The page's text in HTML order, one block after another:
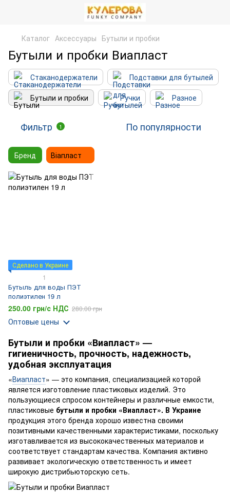
Каталог Аксессуары Бутыли и пробки
Бутыли и пробки Виапласт
Стаканодержатели
Подставки для бутылей
Бутыли и пробки
Ручки Разное
Фильтр 1 По популярности
Бренд Віапласт
Сделано в Украине
1
Бутыль для воды ПЭТ
полиэтилен 19 л
250.00 грн/с НДС 280.00 грн
Оптовые цены
Бутыли и пробки «Виапласт» —
гигиеничность, прочность, надежность,
удобная эксплуатация
«Виапласт» — это компания, специализацией которой
является изготовление пластиковых изделий. Это
пользующиеся спросом контейнеры и различные емкости,
пластиковые бутыли и пробки «Виапласт». В Украине
продукция этого бренда хорошо известна своими
позитивными качественными характеристиками, поскольку
изготавливается из высококачественных материалов и
соответствует стандартам качества. Компания активно
развивает экологическую ответственность и имеет
широкую дистрибьюторскую сеть.